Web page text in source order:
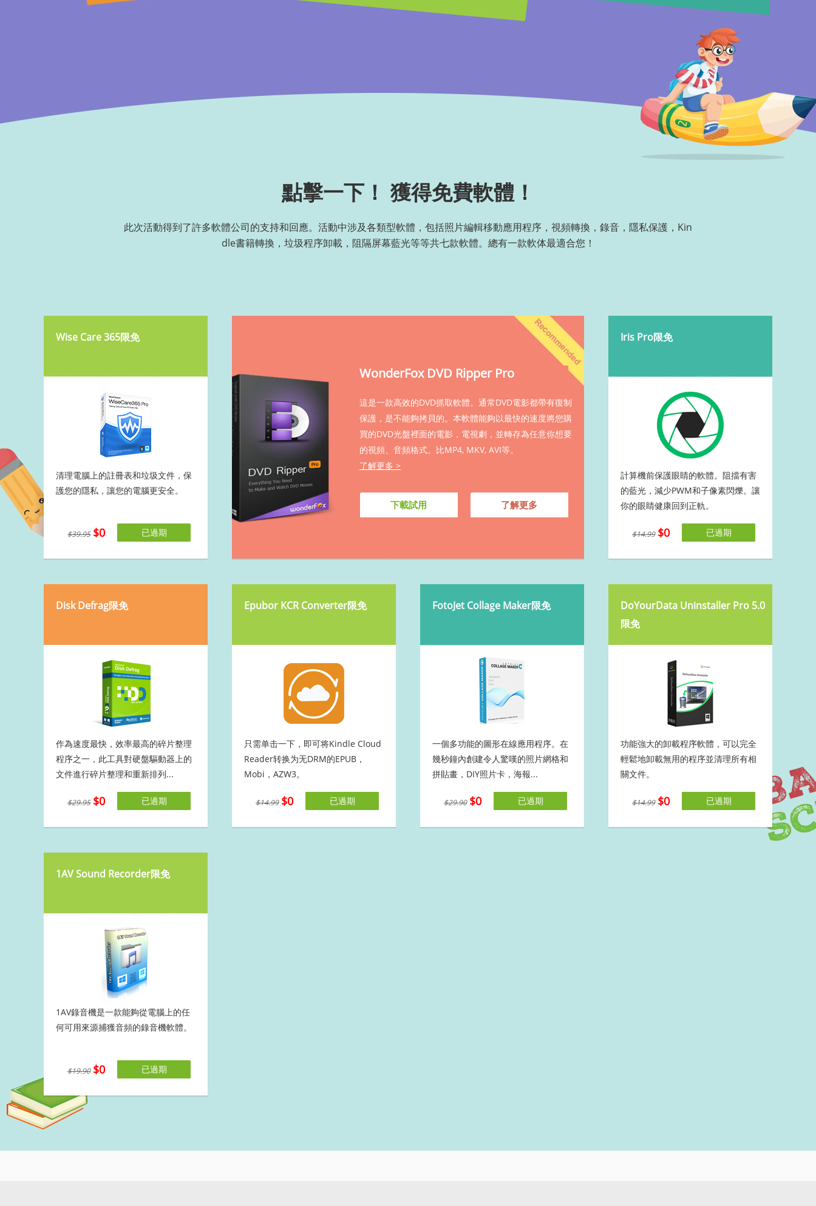
點擊一下！ 獲得免費軟體！
此次活動得到了許多軟體公司的支持和回應。活動中涉及各類型軟體，包括照片編輯移動應用程序，視頻轉換，錄音，隱私保護，Kin
dle書籍轉換，垃圾程序卸載，阻隔屏幕藍光等等共七款軟體。總有一款軟体最適合您！
Wise Care 365限免
清理電腦上的註冊表和垃圾文件，保
護您的隱私，讓您的電腦更安全。
$39.95 $0 已過期
WonderFox DVD Ripper Pro
這是一款高效的DVD抓取軟體。通常DVD電影都帶有復制
保護，是不能夠拷貝的。本軟體能夠以最快的速度將您購
買的DVD光盤裡面的電影，電視劇，並轉存為任意你想要
的視頻、音頻格式。比MP4, MKV, AVI等。
了解更多 >
下載試用 了解更多
Iris Pro限免
計算機前保護眼睛的軟體。阻擋有害
的藍光，減少PWM和子像素閃爍。讓
你的眼睛健康回到正軌。
$14.99 $0 已過期
Disk Defrag限免
作為速度最快，效率最高的碎片整理
程序之一，此工具對硬盤驅動器上的
文件進行碎片整理和重新排列...
$29.95 $0 已過期
Epubor KCR Converter限免
只需单击一下，即可将Kindle Cloud
Reader转换为无DRM的EPUB，
Mobi，AZW3。
$14.99 $0 已過期
FotoJet Collage Maker限免
一個多功能的圖形在線應用程序。在
幾秒鐘內創建令人驚嘆的照片網格和
拼貼畫，DIY照片卡，海報...
$29.90 $0 已過期
DoYourData Uninstaller Pro 5.0
限免
功能強大的卸載程序軟體，可以完全
輕鬆地卸載無用的程序並清理所有相
關文件。
$14.99 $0 已過期
1AV Sound Recorder限免
1AV錄音機是一款能夠從電腦上的任
何可用來源捕獲音頻的錄音機軟體。
$19.90 $0 已過期